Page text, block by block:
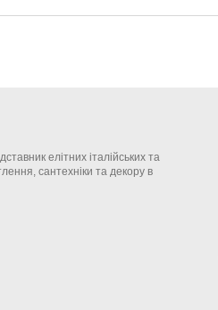
елітних італійських та
сантехніки та декору в